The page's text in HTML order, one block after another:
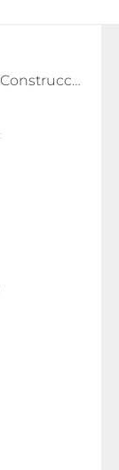
Psicoanálisis en Chile. Construcciones y relatos